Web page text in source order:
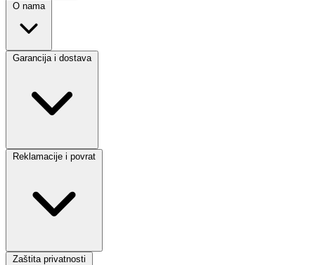
O nama
Garancija i dostava
Reklamacije i povrat
Zaštita privatnosti